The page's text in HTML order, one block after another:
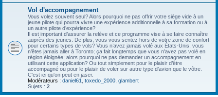
Vol d'accompagnement
Vous volez souvent seul? Alors pourquoi ne pas offrir votre siège vide à un
jeune pilote qui pourra vivre une expérience additionnelle à sa formation ou à
un autre pilote d’expérience?
Il est important d’assurer la relève et ce programme vise à se faire connaître
auprès des jeunes. De plus, vous vous sentez hors de votre zone de confort
pour certains types de vols? Vous n’avez jamais volé aux États-Unis, vous
n’êtes jamais aller à Toronto; ça fait longtemps que vous n’avez pas volé en
région éloignée; alors pourquoi ne pas demander un accompagnement en
utilisant cette application? Ou tout simplement pour le plaisir d’être
accompagné ou pour le plaisir de voler sur autre type d’avion que le vôtre.
C'est ici qu'on peut en jaser.
Modérateurs : daniel61 toxedo_2000 glambert
Sujets : 2